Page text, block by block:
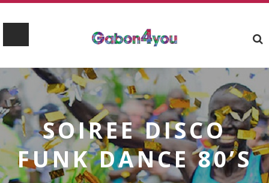
SOIREE DISCO
FUNK DANCE 80’S